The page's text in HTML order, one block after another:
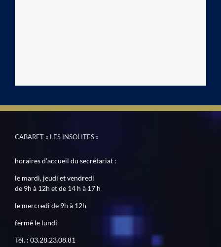
CABARET « LES INSOLITES »
horaires d’accueil du secrétariat :
le mardi, jeudi et vendredi
de 9h à 12h et de 14 h à 17 h
le mercredi de 9h à 12h
fermé le lundi
Tél. : 03.28.23.08.81